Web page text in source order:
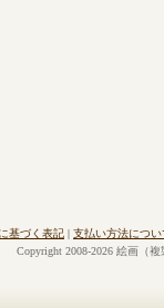
基づく表記 | 支払い方法につい
Copyright 2008-2026 絵画（